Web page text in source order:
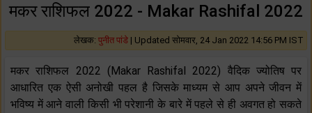
मकर राशिफल 2022 - Makar Rashifal 2022
लेखक: पुनीत पांडे | Updated सोमवार, 24 Jan 2022 14:56 PM IST
मकर राशिफल 2022 (Makar Rashifal 2022) वैदिक ज्योतिष पर
आधारित एक ऐसी अनोखी पहल है जिसके माध्यम से आप अपने जीवन में
भविष्य में आने वाली किसी भी परेशानी के बारे में पहले से ही अवगत हो सकते